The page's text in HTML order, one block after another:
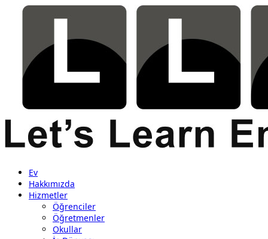
Ev
Hakkımızda
Hizmetler
Öğrenciler
Öğretmenler
Okullar